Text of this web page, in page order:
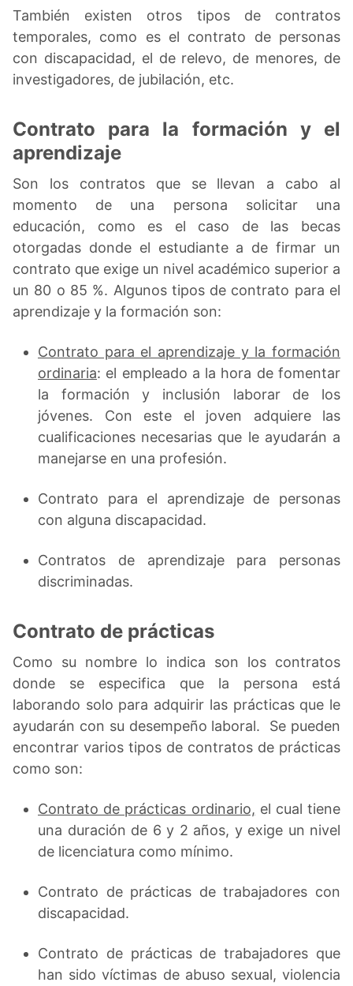
También existen otros tipos de contratos
temporales, como es el contrato de personas
con discapacidad, el de relevo, de menores, de
investigadores, de jubilación, etc.
Contrato para la formación y el
aprendizaje
Son los contratos que se llevan a cabo al
momento de una persona solicitar una
educación, como es el caso de las becas
otorgadas donde el estudiante a de firmar un
contrato que exige un nivel académico superior a
un 80 o 85 %. Algunos tipos de contrato para el
aprendizaje y la formación son:
Contrato para el aprendizaje y la formación
ordinaria: el empleado a la hora de fomentar
la formación y inclusión laborar de los
jóvenes. Con este el joven adquiere las
cualificaciones necesarias que le ayudarán a
manejarse en una profesión.
Contrato para el aprendizaje de personas
con alguna discapacidad.
Contratos de aprendizaje para personas
discriminadas.
Contrato de prácticas
Como su nombre lo indica son los contratos
donde se especifica que la persona está
laborando solo para adquirir las prácticas que le
ayudarán con su desempeño laboral. Se pueden
encontrar varios tipos de contratos de prácticas
como son:
Contrato de prácticas ordinario, el cual tiene
una duración de 6 y 2 años, y exige un nivel
de licenciatura como mínimo.
Contrato de prácticas de trabajadores con
discapacidad.
Contrato de prácticas de trabajadores que
han sido víctimas de abuso sexual, violencia